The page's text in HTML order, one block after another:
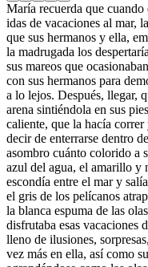
María recuerda que cuando
idas de vacaciones al mar,
que sus hermanos y ella,
la madrugada los
sus mareos que
con sus hermanos para
a lo lejos. Después, llegar,
arena sintiéndola en sus
caliente, que la hacía
decir de enterrarse dentro
asombro cuánto colorido a
azul del agua, el amarillo y
escondía entre el mar y
el gris de los pelícanos
la blanca espuma de las
disfrutaba esas vacaciones
lleno de ilusiones,
vez más en ella, así como